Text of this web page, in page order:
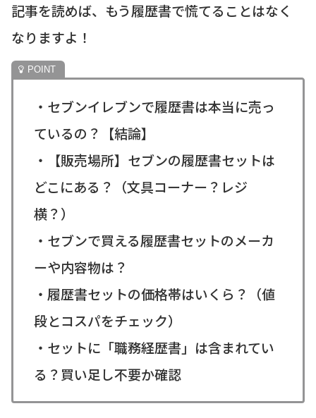
記事を読めば、もう履歴書で慌てることはなく
なりますよ！
・セブンイレブンで履歴書は本当に売っ
ているの？【結論】
・【販売場所】セブンの履歴書セットは
どこにある？（文具コーナー？レジ
横？）
・セブンで買える履歴書セットのメーカ
ーや内容物は？
・履歴書セットの価格帯はいくら？（値
段とコスパをチェック）
・セットに「職務経歴書」は含まれてい
る？買い足し不要か確認